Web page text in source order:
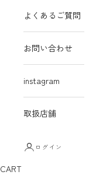
よくあるご質問
お問い合わせ
instagram
取扱店舗
ログイン
CART